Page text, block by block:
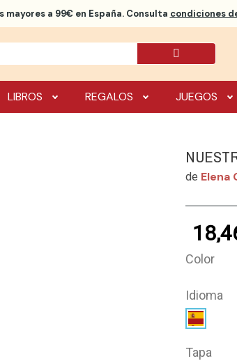
a 99€ en España. Consulta condiciones
LIBROS REGALOS JUEGOS
de Elena
Color
Idioma
Tapa